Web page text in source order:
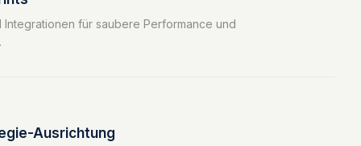
für saubere Performance und
Ausrichtung